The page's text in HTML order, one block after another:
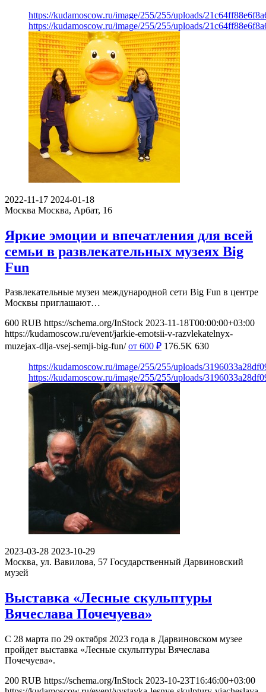
https://kudamoscow.ru/image/255/255/uploads/
https://kudamoscow.ru/image/255/255/uploads/
2022-11-17 2024-01-18
Москва Москва, Арбат, 16
Яркие эмоции и впечатления для всей
семьи в развлекательных музеях Big
Fun
Развлекательные музеи международной сети Big Fun в центре
Москвы приглашают…
600 RUB https://schema.org/InStock 2023-11-18T00:00:00+03:00
https://kudamoscow.ru/event/jarkie-emotsii-v-razvlekatelnyx-
muzejax-dlja-vsej-semji-big-fun/ от 600 ₽ 176.5K 630
https://kudamoscow.ru/image/255/255/uploads/
https://kudamoscow.ru/image/255/255/uploads/
2023-03-28 2023-10-29
Москва, ул. Вавилова, 57 Государственный Дарвиновский
музей
Выставка «Лесные скульптуры
Вячеслава Почечуева»
С 28 марта по 29 октября 2023 года в Дарвиновском музее
пройдет выставка «Лесные скульптуры Вячеслава
Почечуева».
200 RUB https://schema.org/InStock 2023-10-23T16:46:00+03:00